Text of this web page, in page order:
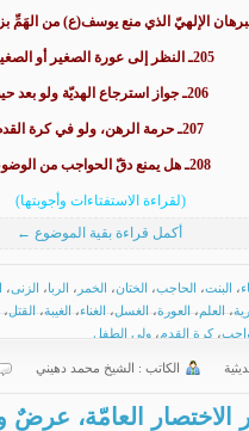
الإلهيّ الذي منع يوسف(ع) من الهَمِّ
205ـ النظر إلى عورة الصغير أو
206ـ جواز استرجاع الهديّة ولو بعد
207ـ حرمة الرهن، ولو في كرة
208ـ هل يمنع دقّ الحواجب من
(لقراءة الاستفتاءات وأجوبتها)
أكمل قراءة بقية الموضوع ←
، البنت، الحاجب، الختان، الخمر ، الربا، الزنى،
، العلم ، العورة، الغسل، الغناء، الغيبة، القتل،
،كرة القدم، ولي الطفل
الكاتب : الشیخ محمد دهیني
العامّة، عرضٌ